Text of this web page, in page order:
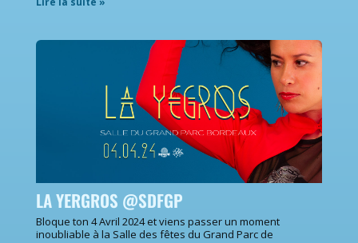
LA YERGROS @SDFGP
Bloque ton 4 Avril 2024 et viens passer un moment
inoubliable à la Salle des fêtes du Grand Parc de